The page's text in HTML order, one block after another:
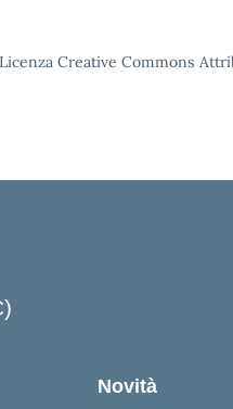
Creative Commons
Novità